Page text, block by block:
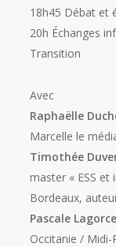
18h45 Débat et
20h Échanges
Transition
Avec
Raphaëlle
Marcelle le
Timothée
master « ESS et
Bordeaux,
Pascale Lagorce
Occitanie / Midi-